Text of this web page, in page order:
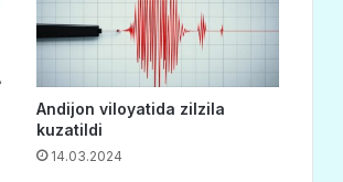
Andijon viloyatida zilzila
kuzatildi
14.03.2024